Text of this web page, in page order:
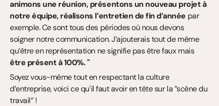
animons une réunion, présentons un nouveau projet à
notre équipe, réalisons l’entretien de fin d’année par
exemple. Ce sont tous des périodes où nous devons
soigner notre communication. J’ajouterais tout de même
qu’être en représentation ne signifie pas être faux mais
être présent à 100%. "
Soyez vous-même tout en respectant la culture
d’entreprise, voici ce qu'il faut avoir en tête sur la ”scène du
travail” !